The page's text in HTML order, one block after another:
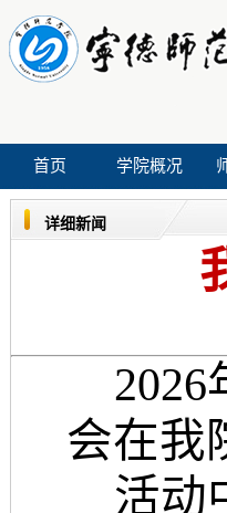
首页 学院概况
详细新闻
会在我
活动